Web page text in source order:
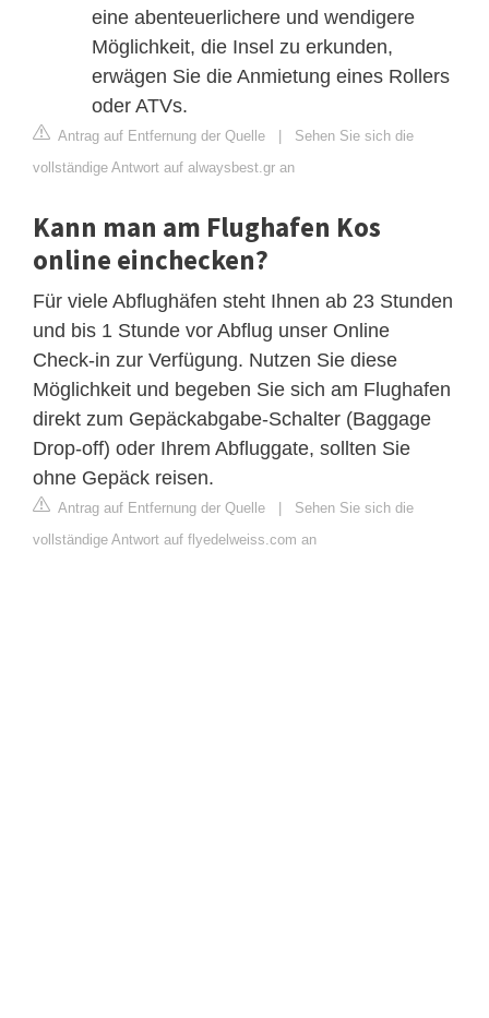
eine abenteuerlichere und wendigere
Möglichkeit, die Insel zu erkunden,
erwägen Sie die Anmietung eines Rollers
oder ATVs.
Antrag auf Entfernung der Quelle | Sehen Sie sich die
vollständige Antwort auf alwaysbest.gr an
Kann man am Flughafen Kos
online einchecken?
Für viele Abflughäfen steht Ihnen ab 23 Stunden
und bis 1 Stunde vor Abflug unser Online
Check-in zur Verfügung. Nutzen Sie diese
Möglichkeit und begeben Sie sich am Flughafen
direkt zum Gepäckabgabe-Schalter (Baggage
Drop-off) oder Ihrem Abfluggate, sollten Sie
ohne Gepäck reisen.
Antrag auf Entfernung der Quelle | Sehen Sie sich die
vollständige Antwort auf flyedelweiss.com an